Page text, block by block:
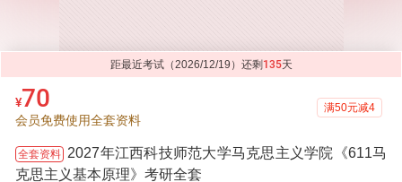
距最近考试（2026/12/19）还剩 135天
¥70
会员免费使用全套资料
满50元减4
全套资料 2027年江西科技师范大学马克思主义学院《611马
克思主义基本原理》考研全套